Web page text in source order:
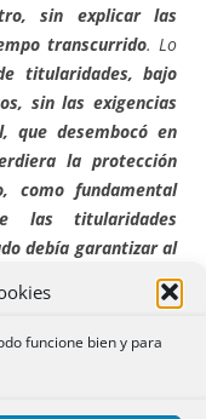
funcione bien y para
sin explicar las
transcurrido. Lo
titularidades, bajo
sin las exigencias
que desembocó en
la protección
como fundamental
las titularidades
debía garantizar al
de la
cierto que la condena
injusto de
en paradero